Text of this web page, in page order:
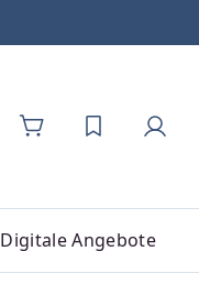
DU HAST 0
Digitale Angebote